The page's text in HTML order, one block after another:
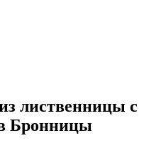
лиственницы с
Бронницы